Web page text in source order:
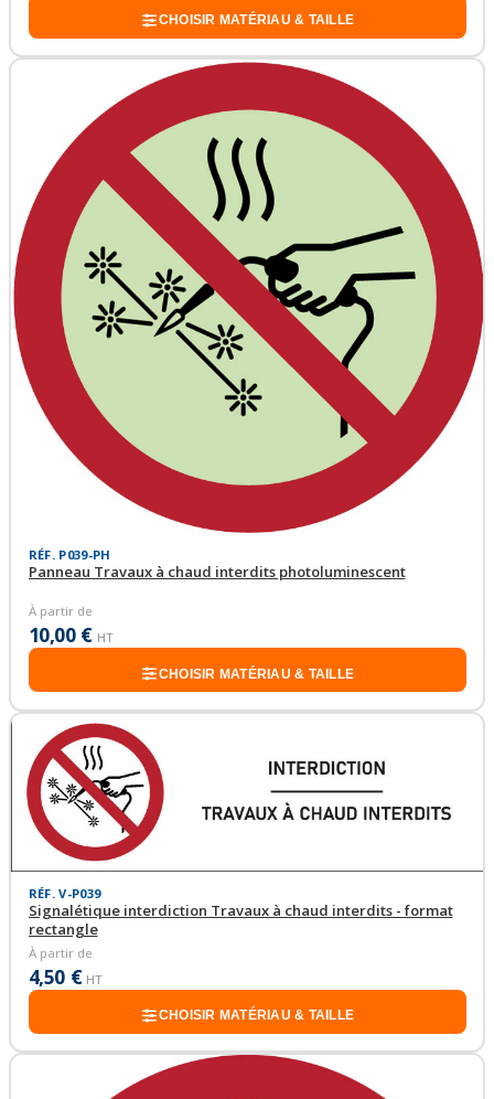
CHOISIR MATÉRIAU & TAILLE
RÉF. P039-PH
Panneau Travaux à chaud interdits photoluminescent
À partir de
10,00 € HT
CHOISIR MATÉRIAU & TAILLE
RÉF. V-P039
Signalétique interdiction Travaux à chaud interdits - format
rectangle
À partir de
4,50 € HT
CHOISIR MATÉRIAU & TAILLE